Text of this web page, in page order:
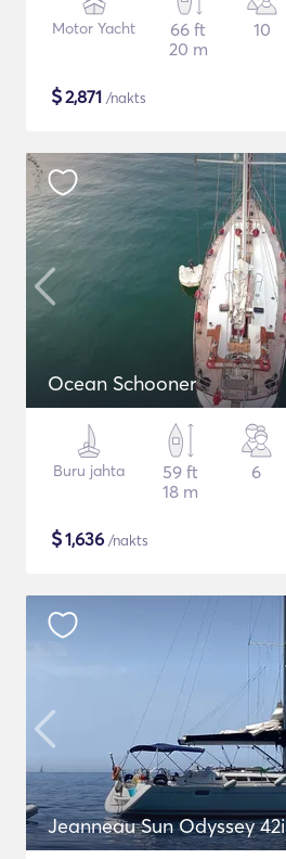
Motor Yacht
66 ft
20 m
10
$2,871 /nakts
Ocean Schooner
Buru jahta
59 ft
18 m
6
$1,636 /nakts
Jeanneau Sun Odyssey 42i